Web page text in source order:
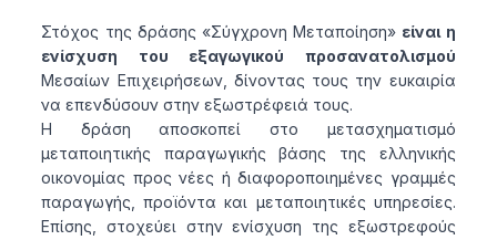
Στόχος της δράσης «Σύγχρονη Μεταποίηση» είναι η
ενίσχυση του εξαγωγικού προσανατολισμού
Μεσαίων Επιχειρήσεων, δίνοντας τους την ευκαιρία
να επενδύσουν στην εξωστρέφειά τους.
Η δράση αποσκοπεί στο μετασχηματισμό
μεταποιητικής παραγωγικής βάσης της ελληνικής
οικονομίας προς νέες ή διαφοροποιημένες γραμμές
παραγωγής, προϊόντα και μεταποιητικές υπηρεσίες.
Επίσης, στοχεύει στην ενίσχυση της εξωστρεφούς